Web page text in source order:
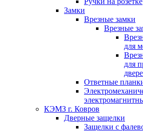
Замки
Врезные замки
Врезные
для
для
Ответные
КЭМЗ г. Ковров
Дверные защелки
Защелки с